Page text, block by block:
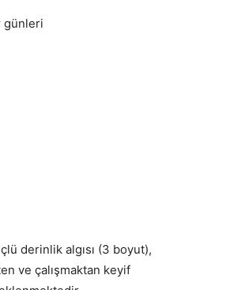
günleri
derinlik algısı (3 boyut),
ve çalışmaktan keyif